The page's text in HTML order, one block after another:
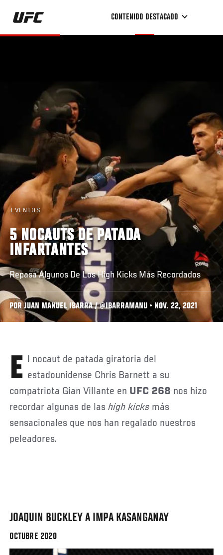
Pasar
contenido
CONTENIDO DESTACADO
EVENTOS
5 NOCAUTS DE PATADA
INFARTANTES
Repasa Algunos De Los High Kicks Más Recordados
POR JUAN MANUEL IBARRA / @IBARRAMANU • NOV. 22, 2021
El nocaut de patada giratoria del estadounidense Chris Barnett a su
compatriota Gian Villante en UFC 268 nos hizo
recordar algunas de lashigh kicks más
sensacionales que nos han regalado nuestros
peleadores.
JOAQUIN BUCKLEY A IMPA KASANGANAY
OCTUBRE 2020